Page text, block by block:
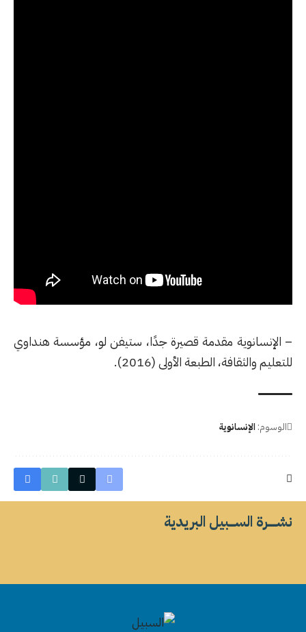
– الإنسانوية مقدمة قصيرة جدًا، ستيفن لو، مؤسسة هنداوي
للتعليم والثقافة، الطبعة الأولى (2016).
الوسوم:الإنسانوية
نشــــــرة الســــبيل البريدية